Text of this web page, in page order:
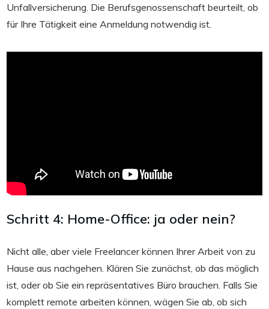
Unfallversicherung. Die Berufsgenossenschaft beurteilt, ob
für Ihre Tätigkeit eine Anmeldung notwendig ist.
Schritt 4: Home-Office: ja oder nein?
Nicht alle, aber viele Freelancer können Ihrer Arbeit von zu
Hause aus nachgehen. Klären Sie zunächst, ob das möglich
ist, oder ob Sie ein repräsentatives Büro brauchen. Falls Sie
komplett remote arbeiten können, wägen Sie ab, ob sich